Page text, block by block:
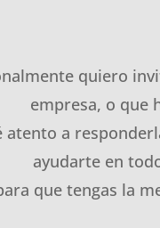
quiero
empresa, o que
atento a
ayudarte en
que tengas la